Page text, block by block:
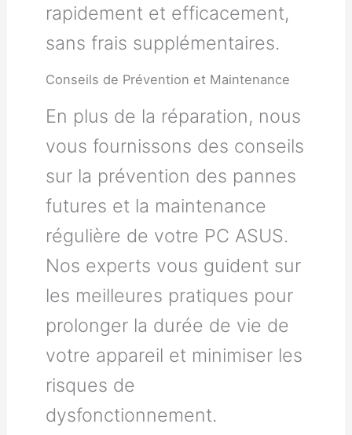
rapidement et efficacement,
sans frais supplémentaires.
Conseils de Prévention et Maintenance
En plus de la réparation, nous
vous fournissons des conseils
sur la prévention des pannes
futures et la maintenance
régulière de votre PC ASUS.
Nos experts vous guident sur
les meilleures pratiques pour
prolonger la durée de vie de
votre appareil et minimiser les
risques de
dysfonctionnement.